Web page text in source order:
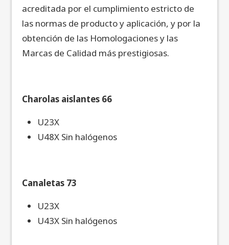
acreditada por el cumplimiento estricto de
las normas de producto y aplicación, y por la
obtención de las Homologaciones y las
Marcas de Calidad más prestigiosas.
Charolas aislantes 66
U23X
U48X Sin halógenos
Canaletas 73
U23X
U43X Sin halógenos